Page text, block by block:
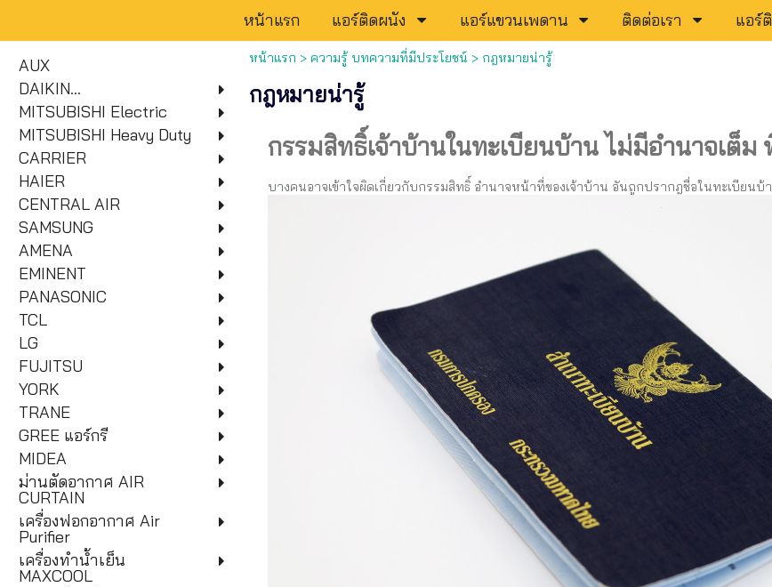
หน้าแรก แอร์ติดผนัง แอร์แขวนเพดาน ติดต่อเรา แอร์
AUX
DAIKIN...
MITSUBISHI Electric
MITSUBISHI Heavy Duty
CARRIER
HAIER
CENTRAL AIR
SAMSUNG
AMENA
EMINENT
PANASONIC
TCL
LG
FUJITSU
YORK
TRANE
GREE แอร์กรี
MIDEA
ม่านตัดอากาศ AIR
CURTAIN
เครื่องฟอกอากาศ Air
Purifier
เครื่องทำน้ำเย็น
MAXCOOL
หน้าแรก > ความรู้ บทความที่มีประโยชน์ > กฎหมายน่ารู้
กฎหมายน่ารู้
กรรมสิทธิ์เจ้าบ้านในทะเบียนบ้าน ไม่มีอำนาจเต็ม
บางคนอาจเข้าใจผิดเกี่ยวกับกรรมสิทธิ์ อำนาจหน้าที่ของเจ้าบ้าน อันถูกปรากฎชื่อในทะเบีย